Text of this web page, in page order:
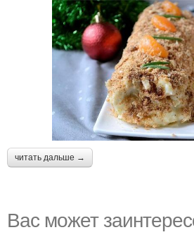
читать дальше →
Вас может